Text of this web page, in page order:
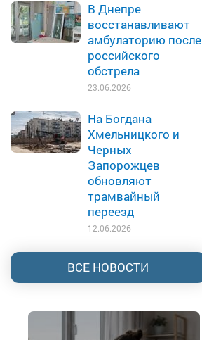
В Днепре
восстанавливают
амбулаторию после
российского
обстрела
23.06.2026
На Богдана
Хмельницкого и
Черных
Запорожцев
обновляют
трамвайный
переезд
12.06.2026
ВСЕ НОВОСТИ